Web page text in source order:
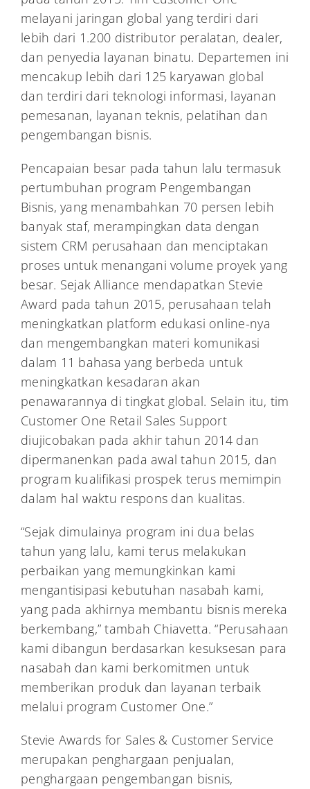
melayani jaringan global yang terdiri dari
lebih dari 1.200 distributor peralatan, dealer,
dan penyedia layanan binatu. Departemen ini
mencakup lebih dari 125 karyawan global
dan terdiri dari teknologi informasi, layanan
pemesanan, layanan teknis, pelatihan dan
pengembangan bisnis.
Pencapaian besar pada tahun lalu termasuk
pertumbuhan program Pengembangan
Bisnis, yang menambahkan 70 persen lebih
banyak staf, merampingkan data dengan
sistem CRM perusahaan dan menciptakan
proses untuk menangani volume proyek yang
besar. Sejak Alliance mendapatkan Stevie
Award pada tahun 2015, perusahaan telah
meningkatkan platform edukasi online-nya
dan mengembangkan materi komunikasi
dalam 11 bahasa yang berbeda untuk
meningkatkan kesadaran akan
penawarannya di tingkat global. Selain itu, tim
Customer One Retail Sales Support
diujicobakan pada akhir tahun 2014 dan
dipermanenkan pada awal tahun 2015, dan
program kualifikasi prospek terus memimpin
dalam hal waktu respons dan kualitas.
“Sejak dimulainya program ini dua belas
tahun yang lalu, kami terus melakukan
perbaikan yang memungkinkan kami
mengantisipasi kebutuhan nasabah kami,
yang pada akhirnya membantu bisnis mereka
berkembang,” tambah Chiavetta. “Perusahaan
kami dibangun berdasarkan kesuksesan para
nasabah dan kami berkomitmen untuk
memberikan produk dan layanan terbaik
melalui program Customer One.”
Stevie Awards for Sales & Customer Service
merupakan penghargaan penjualan,
penghargaan pengembangan bisnis,